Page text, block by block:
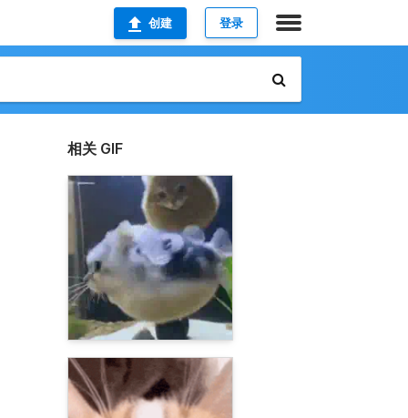
创建 登录
相关 GIF